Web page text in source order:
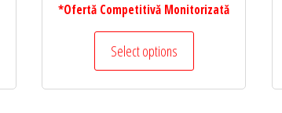
*Ofertă Competitivă Monitorizată
Select options